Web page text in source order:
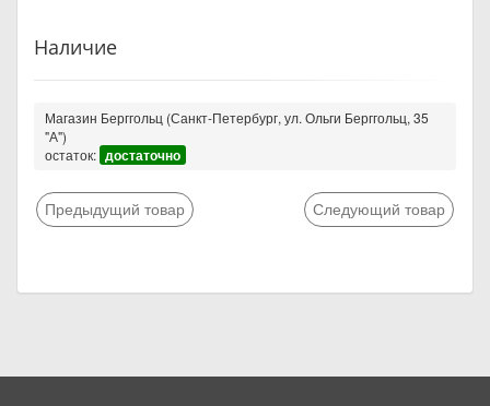
Наличие
Магазин Берггольц (Санкт-Петербург, ул. Ольги Берггольц, 35
"А")
остаток: достаточно
Предыдущий товар Следующий товар